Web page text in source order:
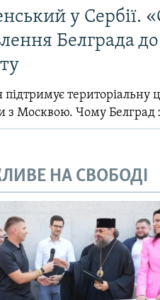
у Сербії.
Белграда
підтримує територіальну
з Москвою. Чому Белград
НА СВОБОДІ